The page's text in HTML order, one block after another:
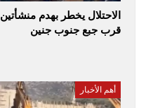
الاحتلال يخطر بهدم منشأتين
قرب جبع جنوب جنين
أهم الأخبار